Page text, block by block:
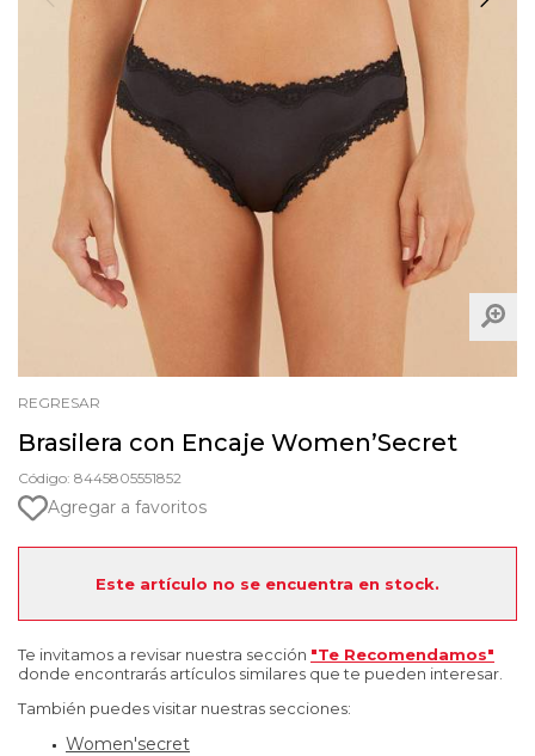
REGRESAR
Brasilera con Encaje Women’Secret
Código: 8445805551852
Agregar a favoritos
Este artículo no se encuentra en stock.
Te invitamos a revisar nuestra sección "Te Recomendamos"
donde encontrarás artículos similares que te pueden interesar.
También puedes visitar nuestras secciones:
Women'secret